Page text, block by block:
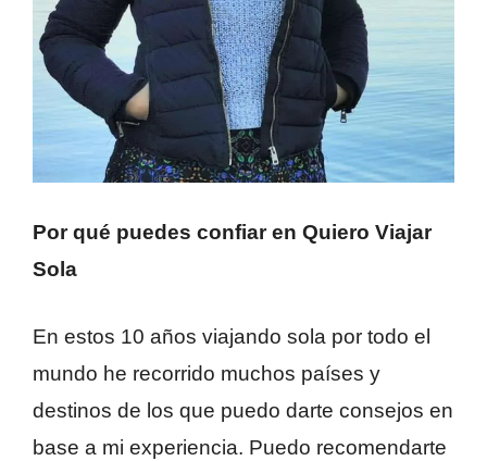
Por qué puedes confiar en Quiero Viajar
Sola
En estos 10 años viajando sola por todo el
mundo he recorrido muchos países y
destinos de los que puedo darte consejos en
base a mi experiencia. Puedo recomendarte